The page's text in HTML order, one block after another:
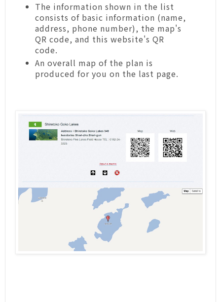
The information shown in the list
consists of basic information (name,
address, phone number), the map's
QR code, and this website's QR
code.
An overall map of the plan is
produced for you on the last page.